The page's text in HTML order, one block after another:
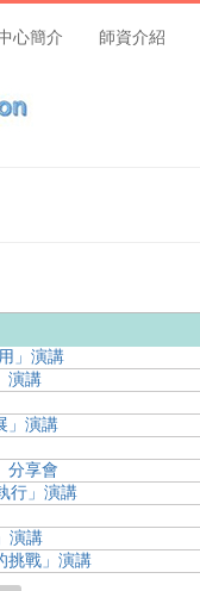
心簡介 師資介紹
」演講
演講
」演講
分享會
行」演講
演講
挑戰」演講